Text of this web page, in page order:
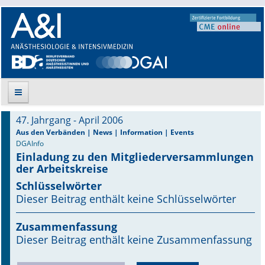
Suche
Aktuelle Ausgabe
Leitlinien
Archiv
Supplements
Supplements OrphanAnesthesia
47. Jahrgang - April 2006
Aus den Verbänden | News | Information | Events
DGAInfo
Einladung zu den Mitgliederversammlungen
der Arbeitskreise
Schlüsselwörter
Dieser Beitrag enthält keine Schlüsselwörter
Zusammenfassung
Dieser Beitrag enthält keine Zusammenfassung